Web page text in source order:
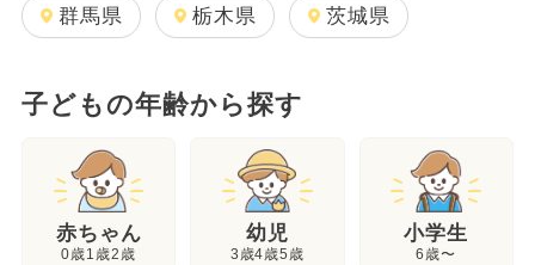
群馬県 栃木県 茨城県
子どもの年齢から探す
赤ちゃん
0歳1歳2歳
幼児
3歳4歳5歳
小学生
6歳〜